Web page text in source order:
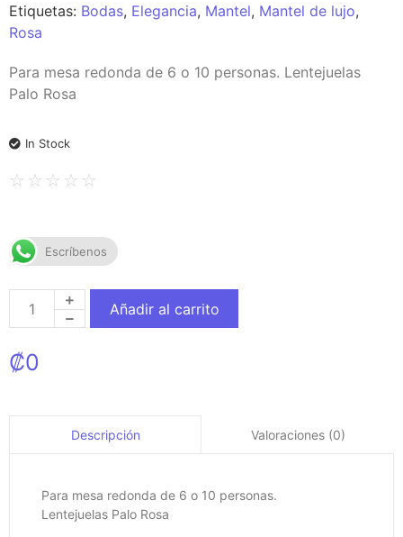
Etiquetas: Bodas, Elegancia, Mantel, Mantel de lujo,
Rosa
Para mesa redonda de 6 o 10 personas. Lentejuelas
Palo Rosa
In Stock
☆ ☆ ☆ ☆ ☆
Escríbenos
Añadir al carrito
₡0
Descripción Valoraciones (0)
Para mesa redonda de 6 o 10 personas.
Lentejuelas Palo Rosa